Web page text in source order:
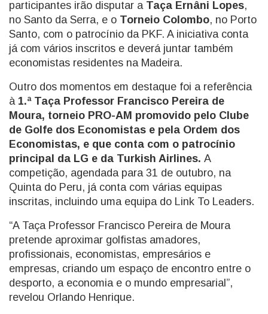
participantes irão disputar a Taça Ernâni Lopes,
no Santo da Serra, e o Torneio Colombo, no Porto
Santo, com o patrocínio da PKF. A iniciativa conta
já com vários inscritos e deverá juntar também
economistas residentes na Madeira.
Outro dos momentos em destaque foi a referência
à 1.ª Taça Professor Francisco Pereira de
Moura, torneio PRO-AM promovido pelo Clube
de Golfe dos Economistas e pela Ordem dos
Economistas, e que conta com o patrocínio
principal da LG e da Turkish Airlines. A
competição, agendada para 31 de outubro, na
Quinta do Peru, já conta com várias equipas
inscritas, incluindo uma equipa do Link To Leaders.
“A Taça Professor Francisco Pereira de Moura
pretende aproximar golfistas amadores,
profissionais, economistas, empresários e
empresas, criando um espaço de encontro entre o
desporto, a economia e o mundo empresarial”,
revelou Orlando Henrique.